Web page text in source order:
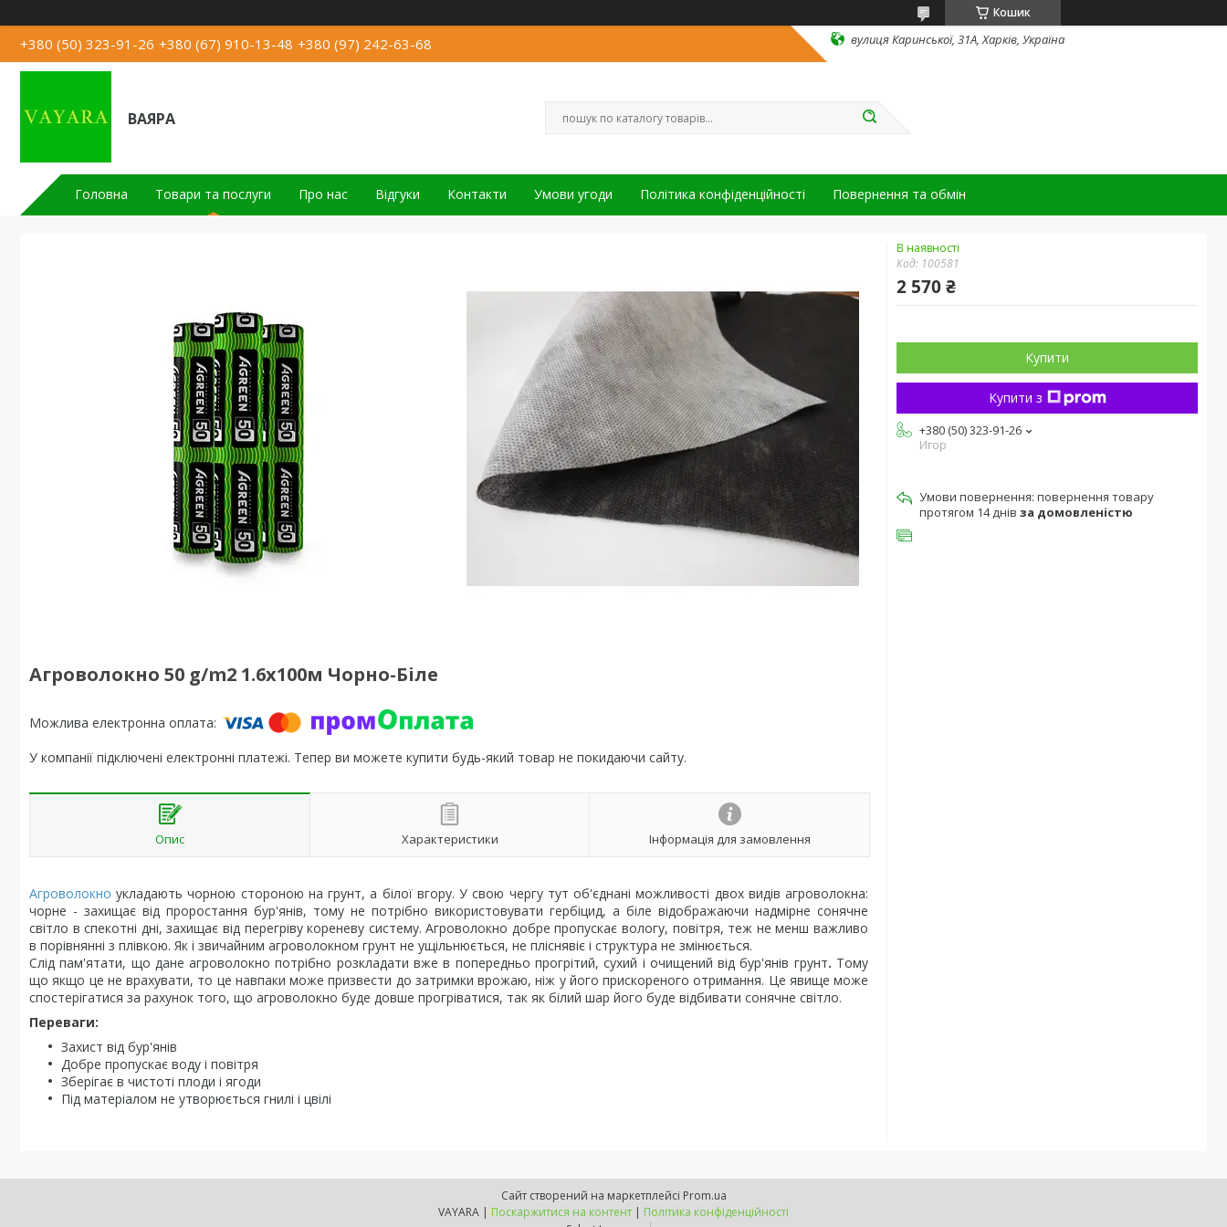
Кошик
+380 (50) 323-91-26 +380 (67) 910-13-48 +380 (97) 242-63-68 вулиця Каринської, 31А, Харків, Україна
ВАЯРА
Головна Товари та послуги Про нас Відгуки Контакти Умови угоди Політика конфіденційності Повернення та обмін
Агроволокно 50 g/m2 1.6х100м Чорно-Біле
У компанії підключені електронні платежі. Тепер ви можете купити будь-який товар не покидаючи сайту.
Опис Характеристики Інформація для замовлення
Агроволокно укладають чорною стороною на грунт, а білої вгору. У свою чергу тут об'єднані можливості двох видів агроволокна:
чорне - захищає від проростання бур'янів, тому не потрібно використовувати гербіцид, а біле відображаючи надмірне сонячне
світло в спекотні дні, захищає від перегріву кореневу систему. Агроволокно добре пропускає вологу, повітря, теж не менш важливо
в порівнянні з плівкою. Як і звичайним агроволокном грунт не ущільнюється, не пліснявіє і структура не змінюється.
Слід пам'ятати, що дане агроволокно потрібно розкладати вже в попередньо прогрітий, сухий і очищений від бур'янів грунт. Тому
що якщо це не врахувати, то це навпаки може призвести до затримки врожаю, ніж у його прискореного отримання. Це явище може
спостерігатися за рахунок того, що агроволокно буде довше прогріватися, так як білий шар його буде відбивати сонячне світло.
Переваги:
Захист від бур'янів
Добре пропускає воду і повітря
Зберігає в чистоті плоди і ягоди
Під матеріалом не утворюється гнилі і цвілі
В наявності
Код: 100581
2 570 ₴
Купити
Купити з
+380 (50) 323-91-26
Игор
повернення товару
протягом 14 днів за домовленістю
Сайт створений на маркетплейсі Prom.ua
VAYARA | Поскаржитися на контент | Політика конфіденційності